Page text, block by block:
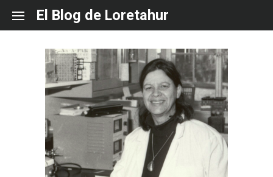
content
El Blog de Loretahur